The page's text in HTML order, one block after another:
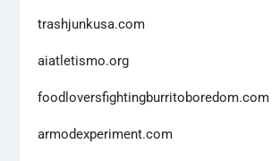
trashjunkusa.com
aiatletismo.org
foodloversfightingburritoboredom.com
armodexperiment.com